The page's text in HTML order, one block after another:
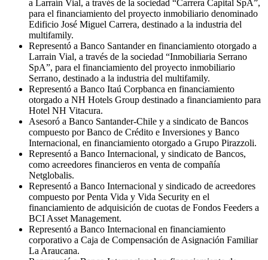
a Larraín Vial, a través de la sociedad “Carrera Capital SpA”,
para el financiamiento del proyecto inmobiliario denominado
Edificio José Miguel Carrera, destinado a la industria del
multifamily.
Representó a Banco Santander en financiamiento otorgado a
Larrain Vial, a través de la sociedad “Inmobiliaria Serrano
SpA”, para el financiamiento del proyecto inmobiliario
Serrano, destinado a la industria del multifamily.
Representó a Banco Itaú Corpbanca en financiamiento
otorgado a NH Hotels Group destinado a financiamiento para
Hotel NH Vitacura.
Asesoró a Banco Santander-Chile y a sindicato de Bancos
compuesto por Banco de Crédito e Inversiones y Banco
Internacional, en financiamiento otorgado a Grupo Pirazzoli.
Representó a Banco Internacional, y sindicato de Bancos,
como acreedores financieros en venta de compañía
Netglobalis.
Representó a Banco Internacional y sindicado de acreedores
compuesto por Penta Vida y Vida Security en el
financiamiento de adquisición de cuotas de Fondos Feeders a
BCI Asset Management.
Representó a Banco Internacional en financiamiento
corporativo a Caja de Compensación de Asignación Familiar
La Araucana.